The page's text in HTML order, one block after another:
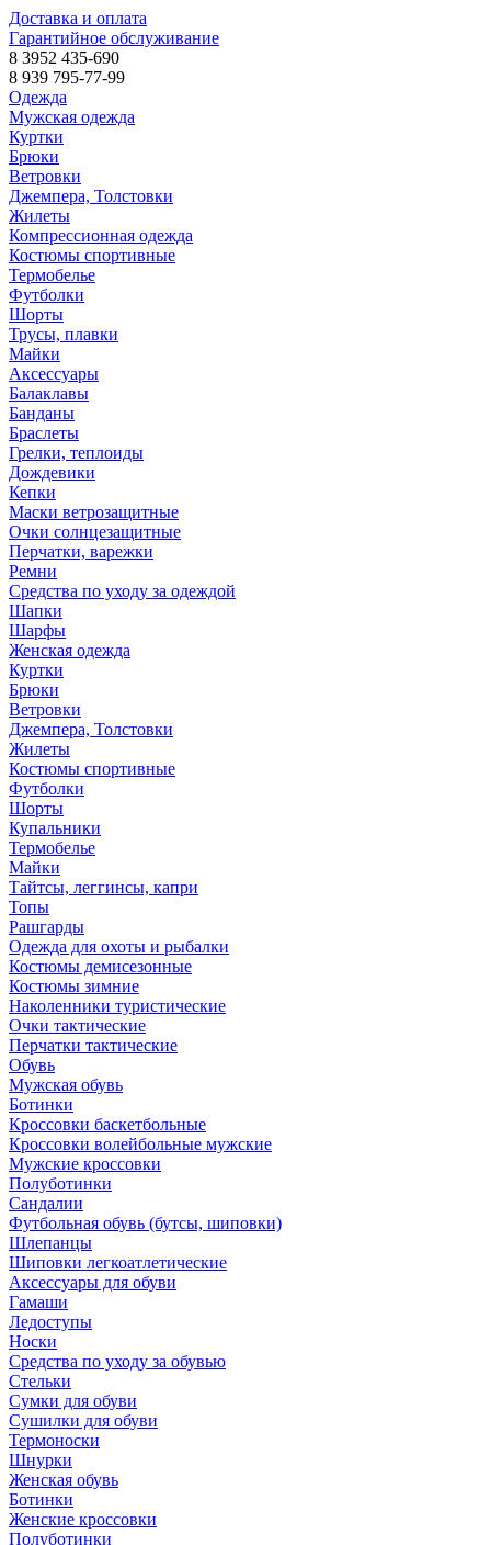
Доставка и оплата
Гарантийное обслуживание
8 3952 435-690
8 939 795-77-99
Одежда
Мужская одежда
Куртки
Брюки
Ветровки
Джемпера, Толстовки
Жилеты
Компрессионная одежда
Костюмы спортивные
Термобелье
Футболки
Шорты
Трусы, плавки
Майки
Аксессуары
Балаклавы
Банданы
Браслеты
Грелки, теплоиды
Дождевики
Кепки
Маски ветрозащитные
Очки солнцезащитные
Перчатки, варежки
Ремни
Средства по уходу за одеждой
Шапки
Шарфы
Женская одежда
Куртки
Брюки
Ветровки
Джемпера, Толстовки
Жилеты
Костюмы спортивные
Футболки
Шорты
Купальники
Термобелье
Майки
Тайтсы, леггинсы, капри
Топы
Рашгарды
Одежда для охоты и рыбалки
Костюмы демисезонные
Костюмы зимние
Наколенники туристические
Очки тактические
Перчатки тактические
Обувь
Мужская обувь
Ботинки
Кроссовки баскетбольные
Кроссовки волейбольные мужские
Мужские кроссовки
Полуботинки
Сандалии
Футбольная обувь (бутсы, шиповки)
Шлепанцы
Шиповки легкоатлетические
Аксессуары для обуви
Гамаши
Ледоступы
Носки
Средства по уходу за обувью
Стельки
Сумки для обуви
Сушилки для обуви
Термоноски
Шнурки
Женская обувь
Ботинки
Женские кроссовки
Полуботинки